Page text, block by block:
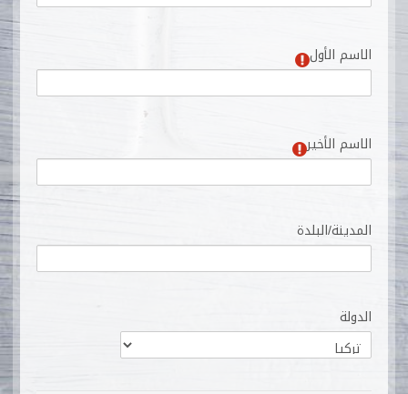
الاسم الأول
الاسم الأخير
المدينة/البلدة
الدولة